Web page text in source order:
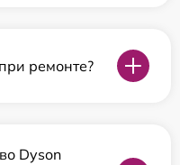
ремонте?
Dyson